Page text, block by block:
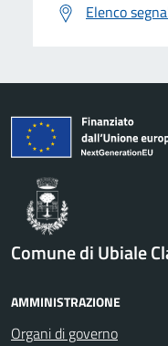
Elenco
Comune di Ubiale
AMMINISTRAZIONE
Organi di governo